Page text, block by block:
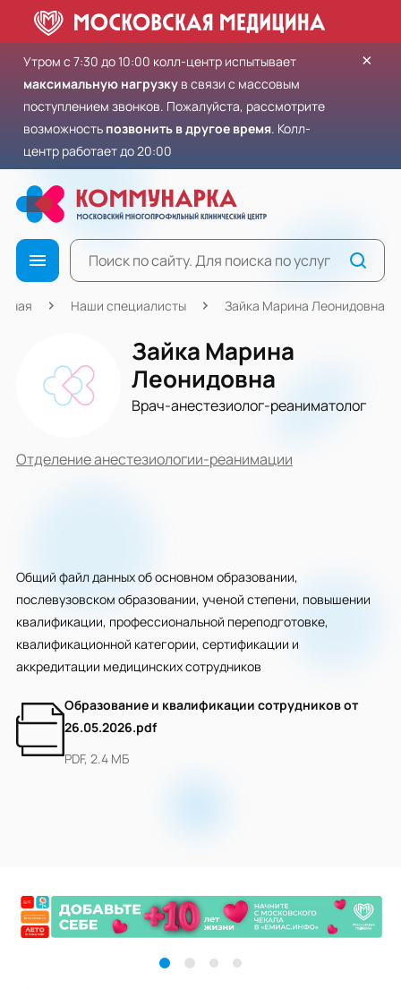
Утром с 7:30 до 10:00 колл-центр испытывает
максимальную нагрузку в связи с массовым
поступлением звонков. Пожалуйста, рассмотрите
возможность позвонить в другое время. Колл-
центр работает до 20:00
×
Наши специалисты Зайка Марина Леонидовна
Зайка Марина
Леонидовна
Врач-анестезиолог-реаниматолог
Отделение анестезиологии-реанимации
Общий файл данных об основном образовании,
послевузовском образовании, ученой степени, повышении
квалификации, профессиональной переподготовке,
квалификационной категории, сертификации и
аккредитации медицинских сотрудников
Образование и квалификации сотрудников от
26.05.2026.pdf
PDF, 2.4 МБ